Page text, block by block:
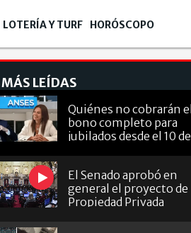
LOTERÍA Y TURF HORÓSCOPO
LEÍDAS
Quiénes no cobrarán el
bono completo para
jubilados desde el 10 de
El Senado aprobó en
general el proyecto de
Propiedad Privada